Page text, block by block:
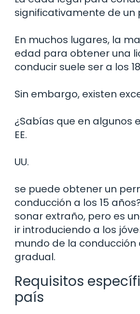
significativamente de un
En muchos lugares, la
edad para obtener una
conducir suele ser a los
Sin embargo, existen
¿Sabías que en algunos
EE.
UU.
se puede obtener un
conducción a los 15
sonar extraño, pero es
ir introduciendo a los
mundo de la
gradual.
Requisitos
país